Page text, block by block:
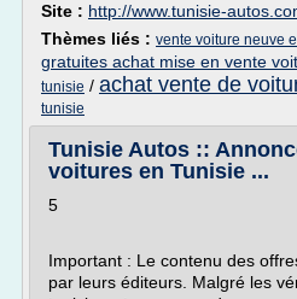
Site : http://www.tunisie-
Thèmes liés : vente voiture neuve
gratuites achat mise en vente
tunisie / achat vente de
tunisie
Tunisie Autos ::
voitures en Tunisie ...
5
Important : Le contenu des
par leurs éditeurs. Malgré les